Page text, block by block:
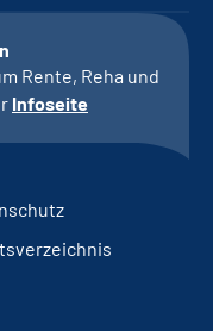
Rente, Reha und
Infoseite